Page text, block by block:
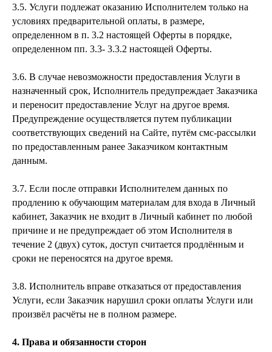
3.5. Услуги подлежат оказанию Исполнителем только на
условиях предварительной оплаты, в размере,
определенном в п. 3.2 настоящей Оферты в порядке,
определенном пп. 3.3- 3.3.2 настоящей Оферты.
3.6. В случае невозможности предоставления Услуги в
назначенный срок, Исполнитель предупреждает Заказчика
и переносит предоставление Услуг на другое время.
Предупреждение осуществляется путем публикации
соответствующих сведений на Сайте, путём смс-рассылки
по предоставленным ранее Заказчиком контактным
данным.
3.7. Если после отправки Исполнителем данных по
продлению к обучающим материалам для входа в Личный
кабинет, Заказчик не входит в Личный кабинет по любой
причине и не предупреждает об этом Исполнителя в
течение 2 (двух) суток, доступ считается продлённым и
сроки не переносятся на другое время.
3.8. Исполнитель вправе отказаться от предоставления
Услуги, если Заказчик нарушил сроки оплаты Услуги или
произвёл расчёты не в полном размере.
4. Права и обязанности сторон